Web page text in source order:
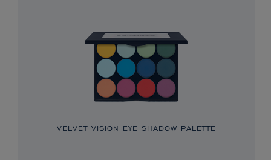
VELVET VISION EYE SHADOW PALETTE